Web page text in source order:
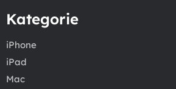
Kategorie
iPhone
iPad
Mac